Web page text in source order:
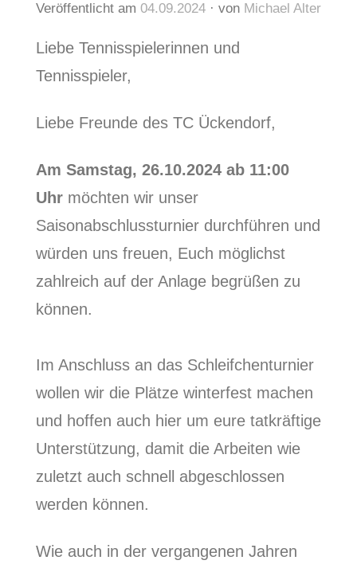
Veröffentlicht am 04.09.2024 von Michael Alter
Liebe Tennisspielerinnen und
Tennisspieler,
Liebe Freunde des TC Ückendorf,
Am Samstag, 26.10.2024 ab 11:00
Uhrmöchten wir unser
Saisonabschlussturnier durchführen und
würden uns freuen, Euch möglichst
zahlreich auf der Anlage begrüßen zu
können.
Im Anschluss an das Schleifchenturnier
wollen wir die Plätze winterfest machen
und hoffen auch hier um eure tatkräftige
Unterstützung, damit die Arbeiten wie
zuletzt auch schnell abgeschlossen
werden können.
Wie auch in der vergangenen Jahren